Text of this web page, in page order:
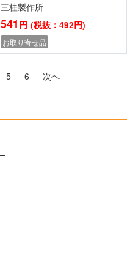
三桂製作所
541 円 (税抜：492円)
お取り寄せ品
5 6 次へ